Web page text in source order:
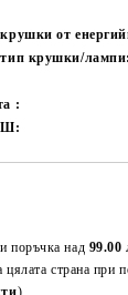
от
тип крушки/лампи:
:
Ш:
поръчка над 99.00
страна при
)